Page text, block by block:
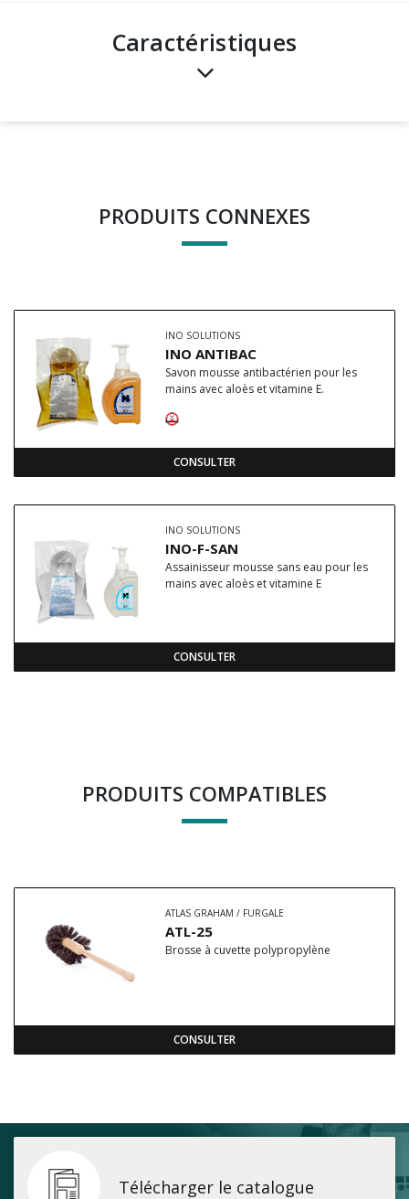
Caractéristiques
PRODUITS CONNEXES
INO SOLUTIONS
INO ANTIBAC
Savon mousse antibactérien pour les
mains avec aloès et vitamine E.
CONSULTER
INO SOLUTIONS
INO-F-SAN
Assainisseur mousse sans eau pour les
mains avec aloès et vitamine E
CONSULTER
PRODUITS COMPATIBLES
ATLAS GRAHAM / FURGALE
ATL-25
Brosse à cuvette polypropylène
CONSULTER
Télécharger le catalogue